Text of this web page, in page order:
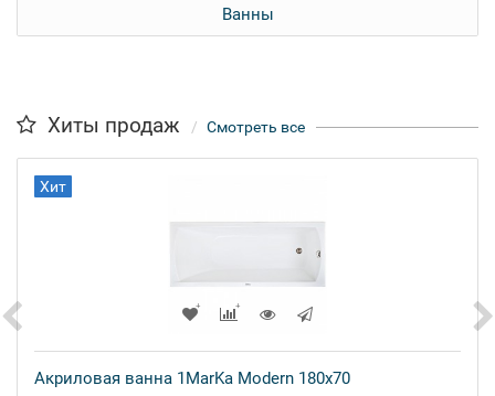
Ванны
Хиты продаж Смотреть все
Хит
Акриловая ванна 1MarKa Modern 180x70